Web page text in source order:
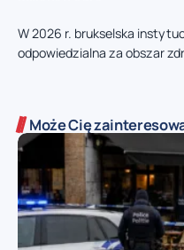
W 2026 r. brukselska
odpowiedzialna za obszar
Może Cię